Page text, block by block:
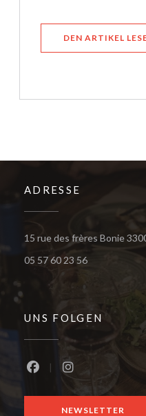
DEN ARTIKEL
ADRESSE
15 rue des frères Bonie
05 57 60 23 56
UNS FOLGEN
Facebook ((öffnet
Instagram
NEWSLETTER